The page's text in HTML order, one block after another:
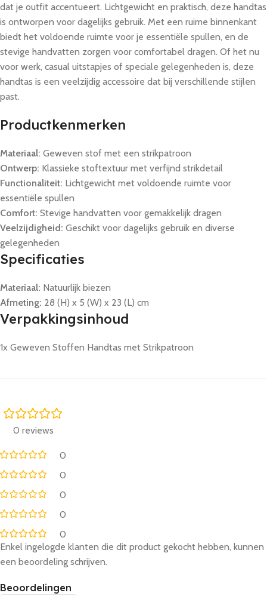
dat je outfit accentueert. Lichtgewicht en praktisch, deze handtas
is ontworpen voor dagelijks gebruik. Met een ruime binnenkant
biedt het voldoende ruimte voor je essentiële spullen, en de
stevige handvatten zorgen voor comfortabel dragen. Of het nu
voor werk, casual uitstapjes of speciale gelegenheden is, deze
handtas is een veelzijdig accessoire dat bij verschillende stijlen
past.
Productkenmerken
Materiaal: Geweven stof met een strikpatroon
Ontwerp: Klassieke stoftextuur met verfijnd strikdetail
Functionaliteit: Lichtgewicht met voldoende ruimte voor
essentiële spullen
Comfort: Stevige handvatten voor gemakkelijk dragen
Veelzijdigheid: Geschikt voor dagelijks gebruik en diverse
gelegenheden
Specificaties
Materiaal: Natuurlijk biezen
Afmeting: 28 (H) x 5 (W) x 23 (L) cm
Verpakkingsinhoud
1x Geweven Stoffen Handtas met Strikpatroon
0 reviews
0
0
0
0
0
Beoordelingen
Enkel ingelogde klanten die dit product gekocht hebben, kunnen
een beoordeling schrijven.